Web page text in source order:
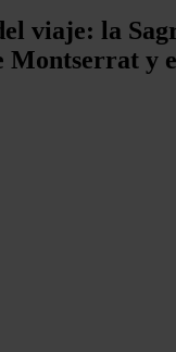
viaje: la
y